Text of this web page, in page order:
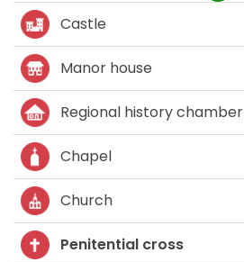
Castle
Manor house
Regional history chamber
Chapel
Church
Penitential cross